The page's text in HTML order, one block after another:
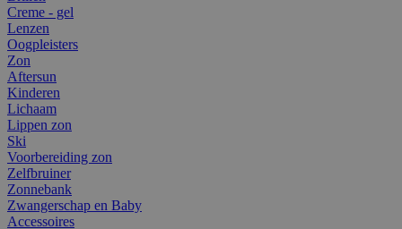
Creme - gel
Lenzen
Oogpleisters
Zon
Aftersun
Kinderen
Lichaam
Lippen zon
Ski
Voorbereiding zon
Zelfbruiner
Zonnebank
Zwangerschap en Baby
Accessoires